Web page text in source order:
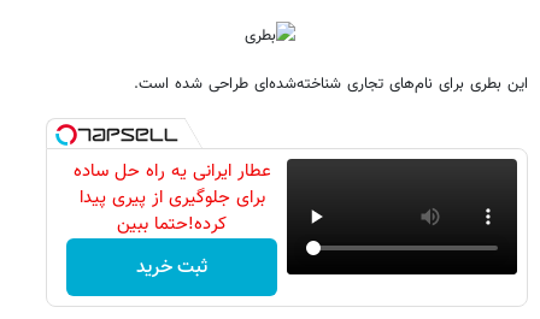
این بطری برای نام‌های تجاری شناخته‌شده‌ای طراحی شده است.
عطار ایرانی یه راه حل ساده
برای جلوگیری از پیری پیدا
کرده!حتما ببین
ثبت خرید